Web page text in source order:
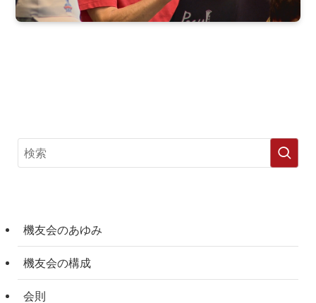
機友会のあゆみ
機友会の構成
会則